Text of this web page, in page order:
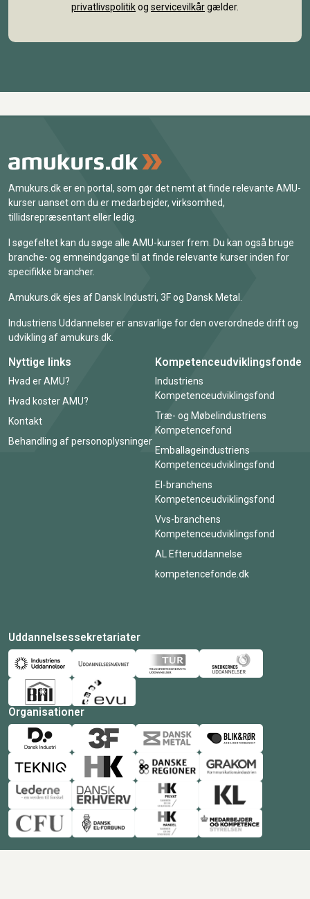
privatlivspolitikog servicevilkårgælder.
Amukurs.dk er en portal, som gør det nemt at finde relevante AMU-
kurser uanset om du er medarbejder, virksomhed,
tillidsrepræsentant eller ledig.
I søgefeltet kan du søge alle AMU-kurser frem. Du kan også bruge
branche- og emneindgange til at finde relevante kurser inden for
specifikke brancher.
Amukurs.dk ejes af Dansk Industri, 3F og Dansk Metal.
Industriens Uddannelser er ansvarlige for den overordnede drift og
udvikling af amukurs.dk.
Nyttige links
Hvad er AMU?
Hvad koster AMU?
Kontakt
Behandling af personoplysninger
Kompetenceudviklingsfonde
Industriens
Kompetenceudviklingsfond
Træ- og Møbelindustriens
Kompetencefond
Emballageindustriens
Kompetenceudviklingsfond
El-branchens
Kompetenceudviklingsfond
Vvs-branchens
Kompetenceudviklingsfond
AL Efteruddannelse
kompetencefonde.dk
Uddannelsessekretariater
Organisationer